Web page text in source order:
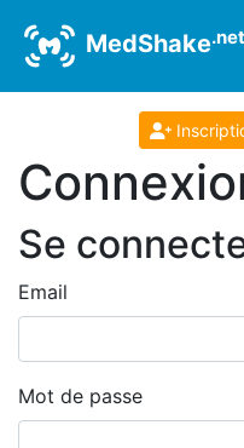
MedShake.net
Se
Email
Mot de passe